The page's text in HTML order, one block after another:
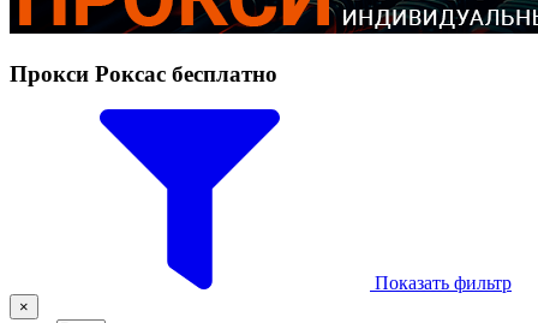
Прокси Роксас бесплатно
Показать фильтр
×